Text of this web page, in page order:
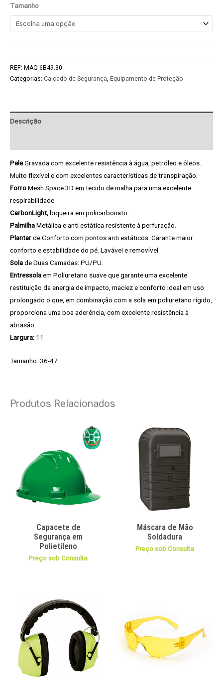
Tamanho
REF: MAQ 6B49.30
Categorias: Calçado de Segurança, Equipamento de Proteção
Descrição
PeleGravada com excelente resistência à água, petróleo e óleos.
Muito flexível e com excelentes características de transpiração.
ForroMesh Space 3D em tecido de malha para uma excelente
respirabilidade.
CarbonLight,biqueira em policarbonato.
PalmilhaMetálica e anti estática resistente à perfuração.
Plantarde Conforto com pontos anti estáticos. Garante maior
conforto e estabilidade do pé. Lavável e removível
Solade Duas Camadas: PU/PU.
Entressolaem Poliuretano suave que garante uma excelente
restituição da energia de impacto, maciez e conforto ideal em uso
prolongado o que, em combinação com a sola em poliuretano rígido,
proporciona uma boa aderência, com excelente resistência à
abrasão.
Largura: 11
Tamanho: 36-47
Produtos Relacionados
Capacete de
Segurança em
Polietileno
Preço sob Consulta
Máscara de Mão
Soldadura
Preço sob Consulta